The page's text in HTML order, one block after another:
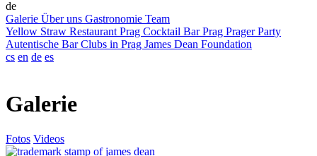
de
Galerie Über uns Gastronomie Team
Yellow Straw Restaurant Prag Cocktail Bar Prag Prager Party
Autentische BarClubs in Prag James Dean Foundation
cs en de es
Galerie
Fotos Videos